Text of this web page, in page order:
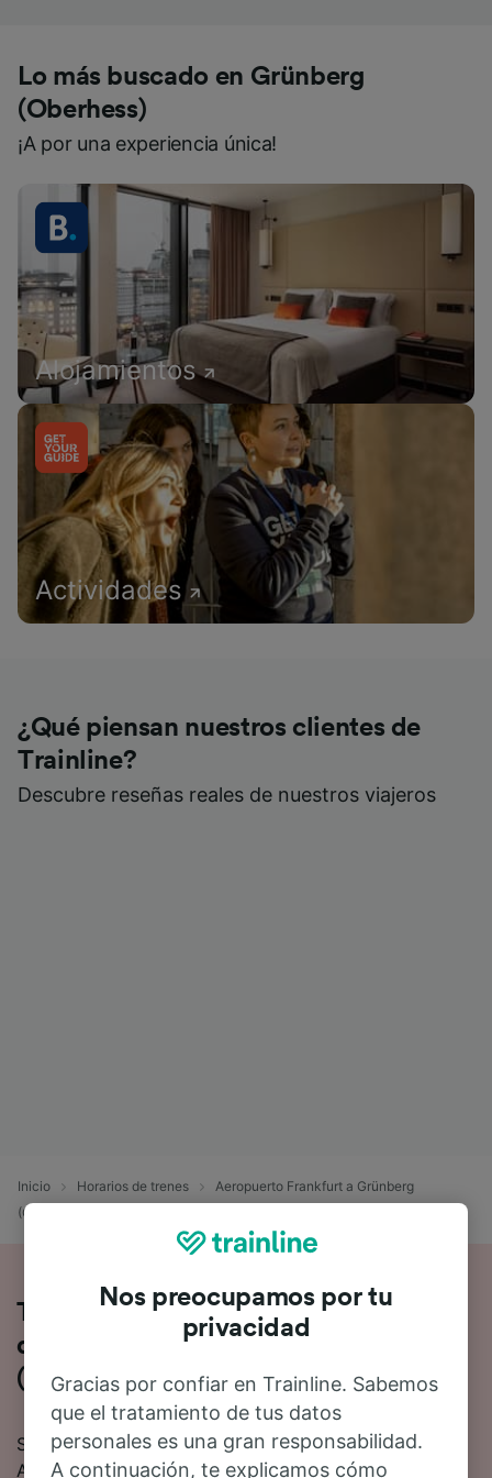
Lo más buscado en Grünberg
(Oberhess)
¡A por una experiencia única!
Alojamientos
Actividades
¿Qué piensan nuestros clientes de
Trainline?
Descubre reseñas reales de nuestros viajeros
Inicio Horarios de trenes
Aeropuerto Frankfurt a Grünberg
(Oberhess)
Toda la información sobre los trenes
de Aeropuerto Frankfurt a Grünberg
(Oberhess)
Si quieres saber más sobre el viaje en tren de
Aeropuerto Frankfurt a Grünberg (Oberhess), no
Nos preocupamos por tu
privacidad
Gracias por confiar en Trainline. Sabemos
que el tratamiento de tus datos
personales es una gran responsabilidad.
A continuación, te explicamos cómo